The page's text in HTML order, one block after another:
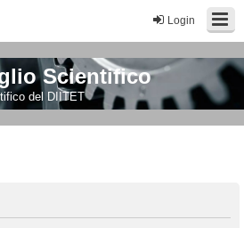
Login
Scientifico
del DIITET